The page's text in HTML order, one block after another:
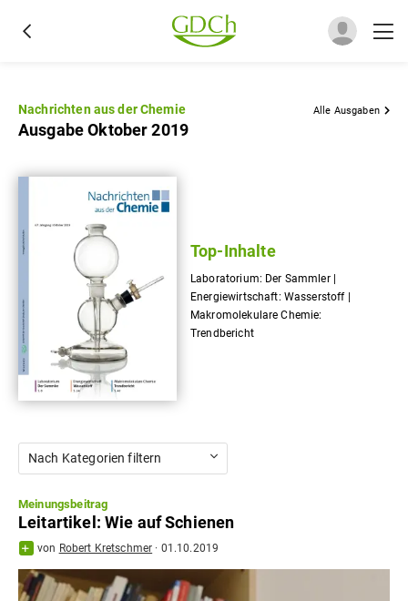
Nachrichten aus der Chemie Alle Ausgaben
Ausgabe Oktober 2019
Top-Inhalte
Laboratorium: Der Sammler |
Energiewirtschaft: Wasserstoff |
Makromolekulare Chemie:
Trendbericht
Nach Kategorien filtern
Meinungsbeitrag
Leitartikel: Wie auf Schienen
von Robert Kretschmer · 01.10.2019